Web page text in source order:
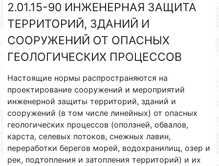
2.01.15-90 ИНЖЕНЕРНАЯ ЗАЩИТА
ТЕРРИТОРИЙ, ЗДАНИЙ И
СООРУЖЕНИЙ ОТ ОПАСНЫХ
ГЕОЛОГИЧЕСКИХ ПРОЦЕССОВ
Настоящие нормы распространяются на
проектирование сооружений и мероприятий
инженерной защиты территорий, зданий и
сооружений (в том числе линейных) от опасных
геологических процессов (оползней, обвалов,
карста, селевых потоков, снежных лавин,
переработки берегов морей, водохранилищ, озер и
рек, подтопления и затопления территорий) и их